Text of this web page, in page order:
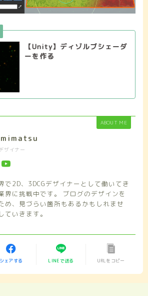
【Unity】ディゾルブシェーダ
ーを作る
ABOUT ME
ザイナー
で2D、3DCGデザイナーとして働いてき
界に挑戦中です。 ブログのデザインを
め、見づらい箇所もあるかもしれませ
ていきます。
シェアする LINEで送る URLをコピー